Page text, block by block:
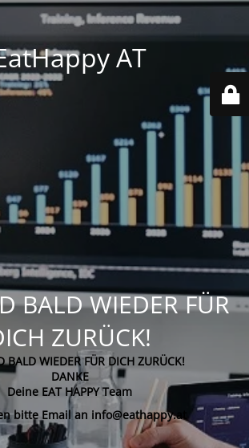
AT
BALD WIEDER FÜR
ZURÜCK!
BALD WIEDER FÜR DICH ZURÜCK!
DANKE
Deine EAT HAPPY Team
bitte Email an info@eathappy.at